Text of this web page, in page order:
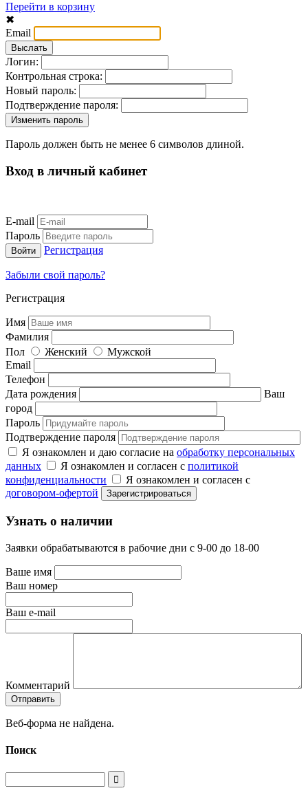
Перейти в корзину
✖
Email
Логин:
Контрольная строка:
Новый пароль:
Подтверждение пароля:
Пароль должен быть не менее 6 символов длиной.
Вход в личный кабинет
E-mail
Пароль
Регистрация
Забыли свой пароль?
Регистрация
Имя
Фамилия
Пол
Женский
Мужской
Email
Телефон
Дата рождения
Ваш
город
Пароль
Подтверждение пароля
Я ознакомлен и даю согласие на обработку персональных
данных
Я ознакомлен и согласен с политикой
конфиденциальности
Я ознакомлен и согласен с
договором-офертой
Узнать о наличии
Заявки обрабатываются в рабочие дни с 9-00 до 18-00
Ваше имя
Ваш номер
Ваш e-mail
Комментарий
Веб-форма не найдена.
Поиск